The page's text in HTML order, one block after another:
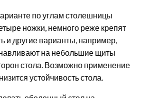
по углам столешницы
ножки, немного реже крепят
и другие варианты, например,
на небольшие щиты
стола. Возможно применение
устойчивость стола.